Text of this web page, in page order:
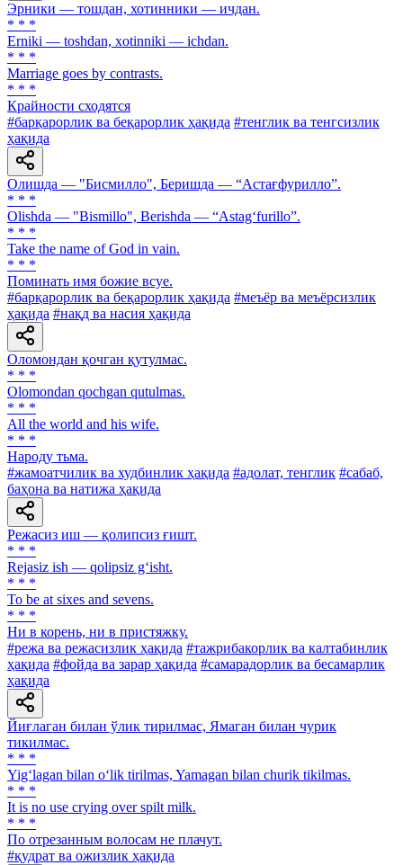
Эрники — тошдан, хотинники — ичдан.
* * *
Erniki — tоshdan, xotinniki — ichdan.
* * *
Marriage goes by contrasts.
* * *
Крайности сходятся
#барқарорлик ва беқарорлик ҳақида #тенглик ва тенгсизлик
ҳақида
Олишда — "Бисмилло", Беришда — “Астағфурилло”.
* * *
Olishda — "Bismillo", Berishda — “Astag‘furillo”.
* * *
Take the name of God in vain.
* * *
Поминать имя божие всуе.
#барқарорлик ва беқарорлик ҳақида #меъёр ва меъёрсизлик
ҳақида #нақд ва насия ҳақида
Оломондан қочган қутулмас.
* * *
Olomondan qochgan qutulmas.
* * *
All the world and his wife.
* * *
Народу тьма.
#жамоатчилик ва худбинлик ҳақида #адолат, тенглик #сабаб,
баҳона ва натижа ҳақида
Режасиз иш — қолипсиз ғишт.
* * *
Rejasiz ish — qolipsiz g‘isht.
* * *
To be at sixes and sevens.
* * *
Ни в корень, ни в пристяжку.
#режа ва режасизлик ҳақида #тажрибакорлик ва калтабинлик
ҳақида #фойда ва зарар ҳақида #самарадорлик ва бесамарлик
ҳақида
Йиғлаган билан ўлик тирилмас, Ямаган билан чурик
тикилмас.
* * *
Yig‘lagan bilan o‘lik tirilmas, Yamagan bilan churik tikilmas.
* * *
It is no use crying over spilt milk.
* * *
По отрезанным волосам не плачут.
#қудрат ва ожизлик ҳақида